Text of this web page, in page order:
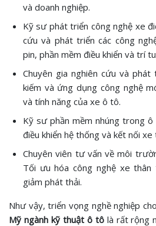
và doanh nghiệp.
Kỹ sư phát triển công nghệ xe
cứu và phát triển các công
pin, phần mềm điều khiển và trí
Chuyên gia nghiên cứu và phát
kiếm và ứng dụng công nghệ
và tính năng của xe ô tô.
Kỹ sư phần mềm nhúng trong
điều khiển hệ thống và kết nối xe
Chuyên viên tư vấn về môi
Tối ưu hóa công nghệ xe
giảm phát thải.
Như vậy, triển vọng nghề nghiệp
Mỹ ngành kỹ thuật ô tôlà rất rộng